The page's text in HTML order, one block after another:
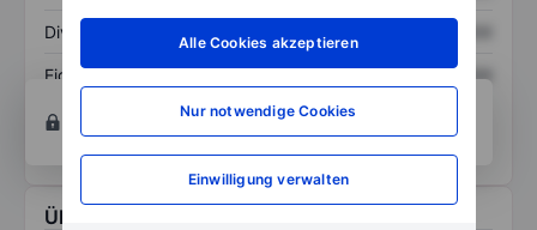
Alle Cookies akzeptieren
Nur notwendige Cookies
Einwilligung verwalten
Dividende je Aktie
Eigenkapitalrendite XXXXXXX
XXXXXXX
Konto eröffnenum Zugriff auf mehr Diagramm-
und Analyse-Tools zu erhalten.
Über W.P. Carey Inc.